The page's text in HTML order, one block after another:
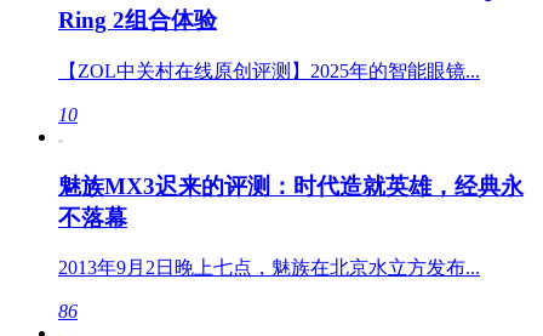
Ring 2组合体验
【ZOL中关村在线原创评测】2025年的智能眼镜...
10
魅族MX3迟来的评测：时代造就英雄，经典永
不落幕
2013年9月2日晚上七点，魅族在北京水立方发布...
86